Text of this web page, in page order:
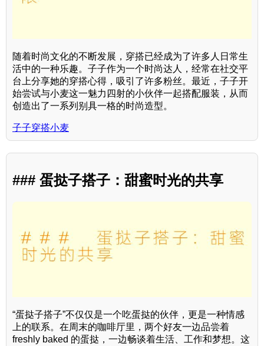
随着时尚文化的不断发展，穿搭已经成为了许多人日常生
活中的一种乐趣。子子作为一个时尚达人，经常在社交平
台上分享她的穿搭心得，吸引了许多粉丝。最近，子子开
始尝试与小麦这一魅力四射的小伙伴一起搭配服装，从而
创造出了一系列别具一格的时尚造型。
子子穿搭小麦
### 蛋挞子搭子：甜蜜时光的共享
“蛋挞子搭子”不仅仅是一个吃蛋挞的伙伴，更是一种情感
上的联系。在周末的咖啡厅里，两个好友一边品尝着
freshly baked 的蛋挞，一边畅谈着生活、工作和梦想。这